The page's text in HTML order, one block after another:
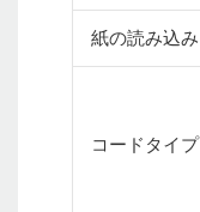
紙の読み込み
コードタイプ